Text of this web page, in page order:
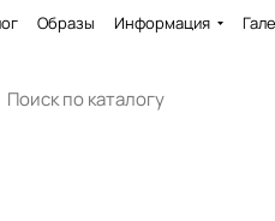
Образы Информация